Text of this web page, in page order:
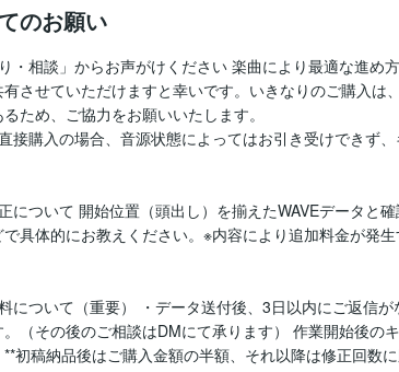
のお願い
・相談」からお声がけください 楽曲により最適な進め
有させていただけますと幸いです。いきなりのご購入は
ため、ご協力をお願いいたします。
接購入の場合、音源状態によってはお引き受けできず
について 開始位置（頭出し）を揃えたWAVEデータと
具体的にお教えください。※内容により追加料金が発
について（重要） ・データ送付後、3日以内にご返信
（その後のご相談はDMにて承ります） 作業開始後の
初稿納品後はご購入金額の半額、それ以降は修正回数に